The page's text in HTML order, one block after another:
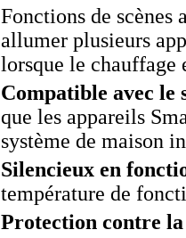
Fonctions de scènes
allumer plusieurs
lorsque le chauffage
Compatible avec le
que les appareils
système de maison
Silencieux en
température de
Protection contre